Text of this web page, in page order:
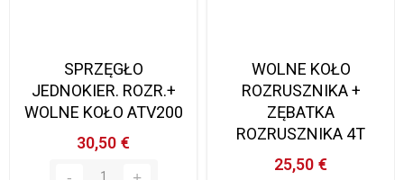
SPRZĘGŁO
JEDNOKIER. ROZR.+
WOLNE KOŁO ATV200
30,50 €
WOLNE KOŁO
ROZRUSZNIKA +
ZĘBATKA
ROZRUSZNIKA 4T
25,50 €